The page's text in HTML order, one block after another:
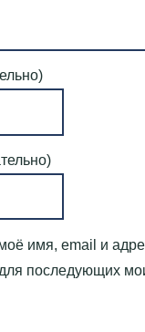
имя, email и
последующих